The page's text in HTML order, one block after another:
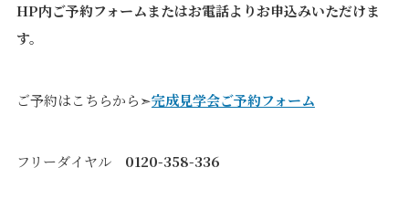
HP内ご予約フォームまたはお電話よりお申込みいただけま
す。
ご予約はこちらから➣完成見学会ご予約フォーム
フリーダイヤル 0120-358-336